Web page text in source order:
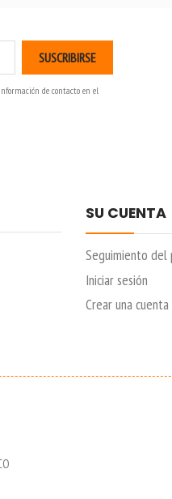
de contacto en el
SU CUENTA
Seguimiento del
Iniciar sesión
Crear una cuenta